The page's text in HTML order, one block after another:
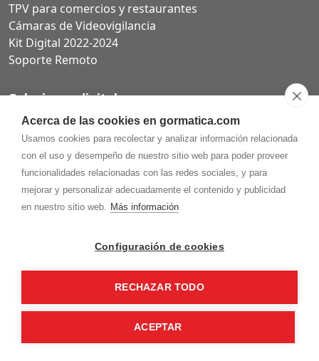
Acerca de las cookies en gormatica.com
Usamos cookies para recolectar y analizar información relacionada
con el uso y desempeño de nuestro sitio web para poder proveer
funcionalidades relacionadas con las redes sociales, y para
mejorar y personalizar adecuadamente el contenido y publicidad
en nuestro sitio web. Más información
Configuración de cookies
RECHAZAR TODO
ACEPTAR
TPV para comercios y restaurantes
Cámaras de Videovigilancia
Kit Digital 2022-2024
Soporte Remoto
Soluciones digitales
Páginas web
Tiendas online
Carta QR restaurantes
Gormaz Informática S.L.